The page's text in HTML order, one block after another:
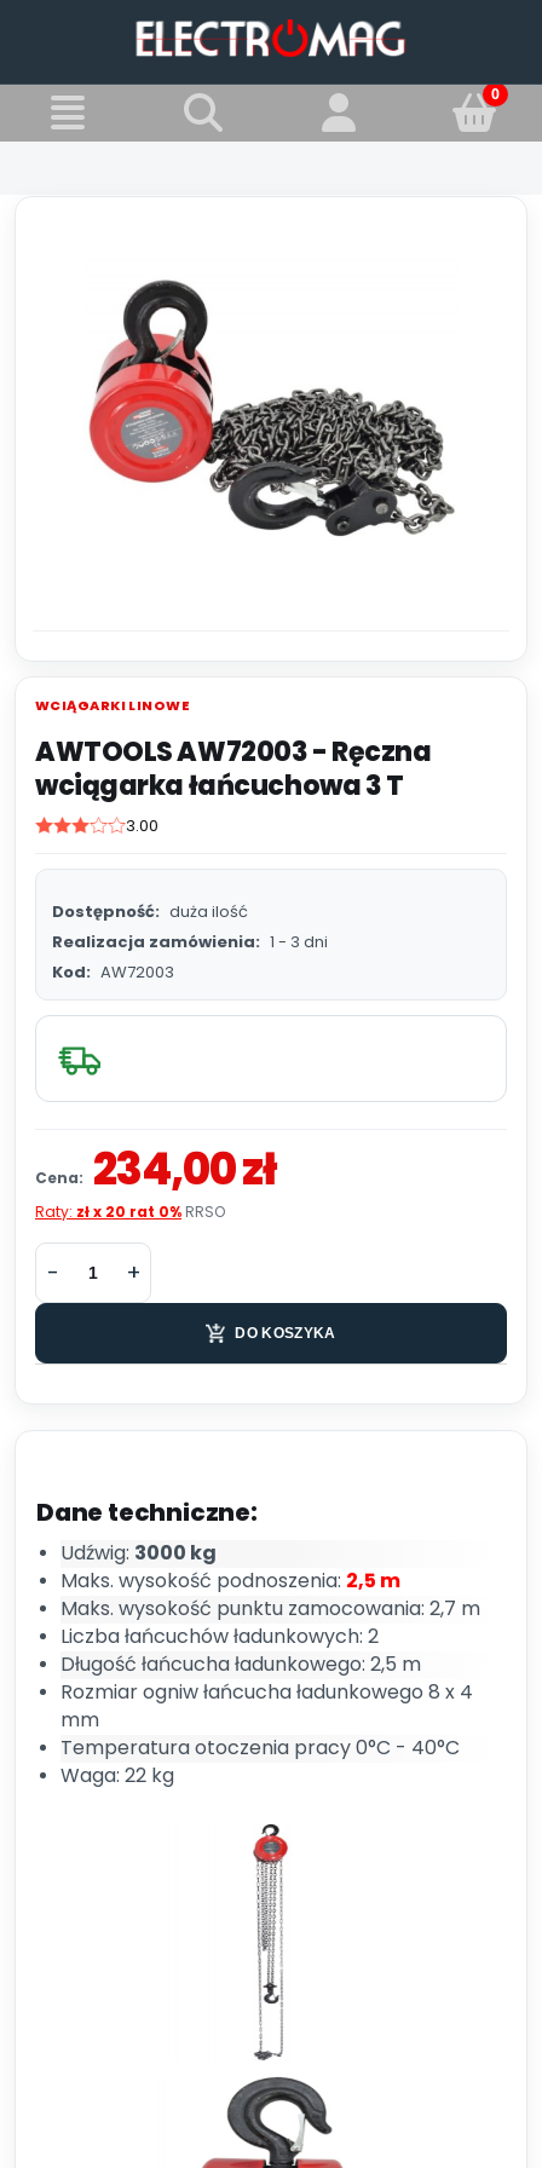
Wciągarki linowe
WCIĄGARKI LINOWE
AWTOOLS AW72003 - Ręczna
wciągarka łańcuchowa 3 T
3.00
Dostępność: duża ilość
Realizacja zamówienia: 1 - 3 dni
Kod: AW72003
Cena: 234,00 zł
Raty: zł x 20 rat 0% RRSO
DO KOSZYKA
Dane techniczne:
Udźwig: 3000 kg
Maks. wysokość podnoszenia: 2,5 m
Maks. wysokość punktu zamocowania: 2,7 m
Liczba łańcuchów ładunkowych: 2
Długość łańcucha ładunkowego: 2,5 m
Rozmiar ogniw łańcucha ładunkowego 8 x 4
mm
Temperatura otoczenia pracy 0°C - 40°C
Waga: 22 kg